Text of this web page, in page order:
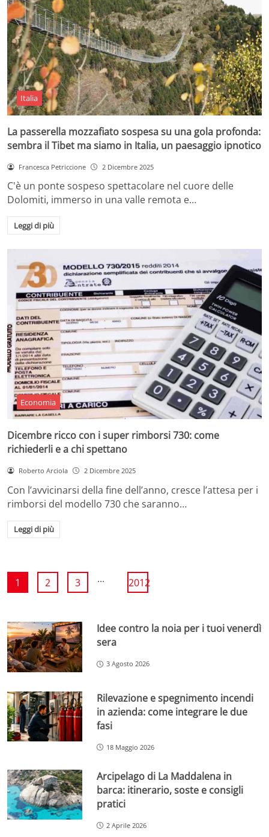
Italia
La passerella mozzafiato sospesa su una gola profonda:
sembra il Tibet ma siamo in Italia, un paesaggio ipnotico
Francesca Petriccione 2 Dicembre 2025
C'è un ponte sospeso spettacolare nel cuore delle
Dolomiti, immerso in una valle remota e…
Leggi di più
Economia
Dicembre ricco con i super rimborsi 730: come
richiederli e a chi spettano
Roberto Arciola 2 Dicembre 2025
Con l’avvicinarsi della fine dell’anno, cresce l’attesa per i
rimborsi del modello 730 che saranno…
Leggi di più
1 2 3 ... 2012
Idee contro la noia per i tuoi venerdì
sera
3 Agosto 2026
Rilevazione e spegnimento incendi
in azienda: come integrare le due
fasi
18 Maggio 2026
Arcipelago di La Maddalena in
barca: itinerario, soste e consigli
pratici
2 Aprile 2026